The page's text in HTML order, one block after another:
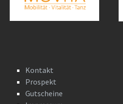
Kontakt
Prospekt
Gutscheine